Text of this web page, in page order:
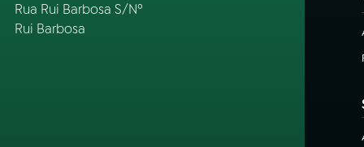
Rua Rui Barbosa S/Nº
Rui Barbosa